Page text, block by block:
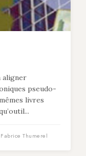
aligner
pseudo-
livres
Thumerel